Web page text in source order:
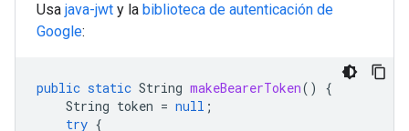
Usa java-jwt y la biblioteca de autenticación de
Google:
public static String makeBearerToken()
{
String token = null ;
try {